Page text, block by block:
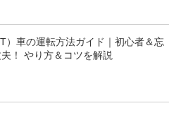
）車の運転方法ガイド｜初心者＆忘
！ やり方＆コツを解説